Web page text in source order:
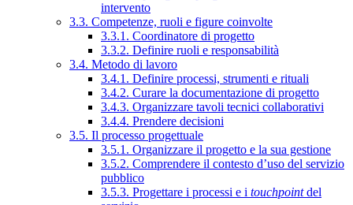
intervento
3.3. Competenze, ruoli e figure coinvolte
3.3.1. Coordinatore di progetto
3.3.2. Definire ruoli e responsabilità
3.4. Metodo di lavoro
3.4.1. Definire processi, strumenti e rituali
3.4.2. Curare la documentazione di progetto
3.4.3. Organizzare tavoli tecnici collaborativi
3.4.4. Prendere decisioni
3.5. Il processo progettuale
3.5.1. Organizzare il progetto e la sua gestione
3.5.2. Comprendere il contesto d’uso del servizio
pubblico
3.5.3. Progettare i processi e i touchpointdel